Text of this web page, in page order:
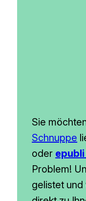
Sie
Schnuppe
oder epubli
Problem!
gelistet